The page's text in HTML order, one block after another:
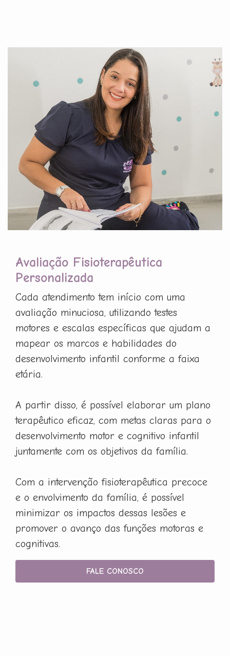
Avaliação Fisioterapêutica
Personalizada
Cada atendimento tem início com uma
avaliação minuciosa, utilizando testes
motores e escalas específicas que ajudam a
mapear os marcos e habilidades do
desenvolvimento infantil conforme a faixa
etária.
A partir disso, é possível elaborar um plano
terapêutico eficaz, com metas claras para o
desenvolvimento motor e cognitivo infantil
juntamente com os objetivos da família.
Com a intervenção fisioterapêutica precoce
e o envolvimento da família, é possível
minimizar os impactos dessas lesões e
promover o avanço das funções motoras e
cognitivas.
FALE CONOSCO